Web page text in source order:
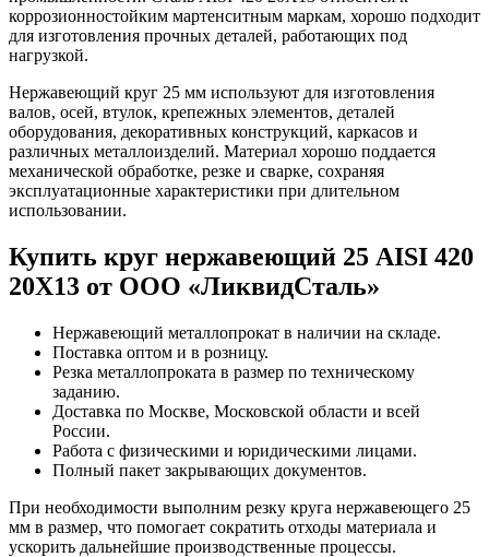
коррозионностойким мартенситным маркам, хорошо подходит
для изготовления прочных деталей, работающих под
нагрузкой.
Нержавеющий круг 25 мм используют для изготовления
валов, осей, втулок, крепежных элементов, деталей
оборудования, декоративных конструкций, каркасов и
различных металлоизделий. Материал хорошо поддается
механической обработке, резке и сварке, сохраняя
эксплуатационные характеристики при длительном
использовании.
Купить круг нержавеющий 25 AISI 420
20Х13 от ООО «ЛиквидСталь»
Нержавеющий металлопрокат в наличии на складе.
Поставка оптом и в розницу.
Резка металлопроката в размер по техническому
заданию.
Доставка по Москве, Московской области и всей
России.
Работа с физическими и юридическими лицами.
Полный пакет закрывающих документов.
При необходимости выполним резку круга нержавеющего 25
мм в размер, что помогает сократить отходы материала и
ускорить дальнейшие производственные процессы.